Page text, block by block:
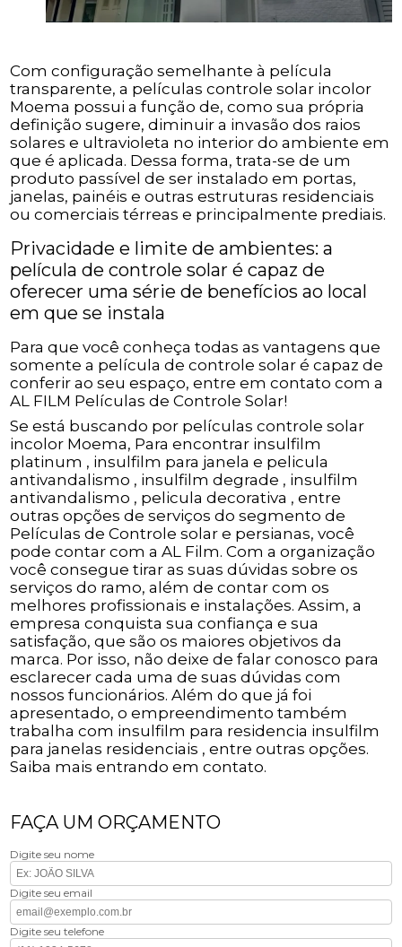
Com configuração semelhante à película
transparente, a películas controle solar incolor
Moema possui a função de, como sua própria
definição sugere, diminuir a invasão dos raios
solares e ultravioleta no interior do ambiente em
que é aplicada. Dessa forma, trata-se de um
produto passível de ser instalado em portas,
janelas, painéis e outras estruturas residenciais
ou comerciais térreas e principalmente prediais.
Privacidade e limite de ambientes: a
película de controle solar é capaz de
oferecer uma série de benefícios ao local
em que se instala
Para que você conheça todas as vantagens que
somente a película de controle solar é capaz de
conferir ao seu espaço, entre em contato com a
AL FILM Películas de Controle Solar!
Se está buscando por películas controle solar
incolor Moema, Para encontrar insulfilm
platinum , insulfilm para janela e pelicula
antivandalismo , insulfilm degrade , insulfilm
antivandalismo , pelicula decorativa , entre
outras opções de serviços do segmento de
Películas de Controle solar e persianas, você
pode contar com a AL Film. Com a organização
você consegue tirar as suas dúvidas sobre os
serviços do ramo, além de contar com os
melhores profissionais e instalações. Assim, a
empresa conquista sua confiança e sua
satisfação, que são os maiores objetivos da
marca. Por isso, não deixe de falar conosco para
esclarecer cada uma de suas dúvidas com
nossos funcionários. Além do que já foi
apresentado, o empreendimento também
trabalha com insulfilm para residencia insulfilm
para janelas residenciais , entre outras opções.
Saiba mais entrando em contato.
FAÇA UM ORÇAMENTO
Digite seu nome
Digite seu email
Digite seu telefone